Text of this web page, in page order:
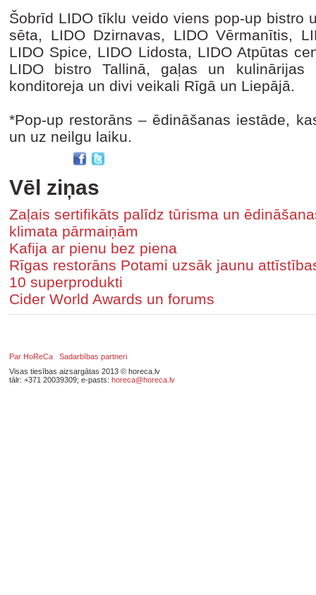
Šobrīd LIDO tīklu veido viens pop-up bistro
sēta, LIDO Dzirnavas, LIDO Vērmanītis,
LIDO Spice, LIDO Lidosta, LIDO Atpūtas
LIDO bistro Tallinā, gaļas un kulinārijas
konditoreja un divi veikali Rīgā un Liepājā.
*Pop-up restorāns – ēdināšanas iestāde,
un uz neilgu laiku.
Vēl ziņas
Zaļais sertifikāts palīdz tūrisma un
klimata pārmaiņām
Kafija ar pienu bez piena
Rīgas restorāns Potami uzsāk jaunu
10 superprodukti
Cider World Awards un forums
Par HoReCa
Sadarbības partneri
Visas tiesības aizsargātas 2013 © horeca.lv
tālr: +371 20039309; e-pasts: horeca@horeca.lv